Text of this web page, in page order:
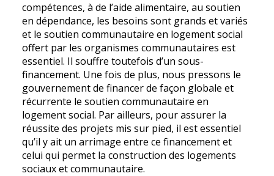
compétences, à de l’aide alimentaire, au soutien
en dépendance, les besoins sont grands et variés
et le soutien communautaire en logement social
offert par les organismes communautaires est
essentiel. Il souffre toutefois d’un sous-
financement. Une fois de plus, nous pressons le
gouvernement de financer de façon globale et
récurrente le soutien communautaire en
logement social. Par ailleurs, pour assurer la
réussite des projets mis sur pied, il est essentiel
qu’il y ait un arrimage entre ce financement et
celui qui permet la construction des logements
sociaux et communautaire.